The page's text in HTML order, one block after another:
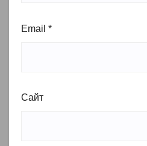
Email *
Сайт